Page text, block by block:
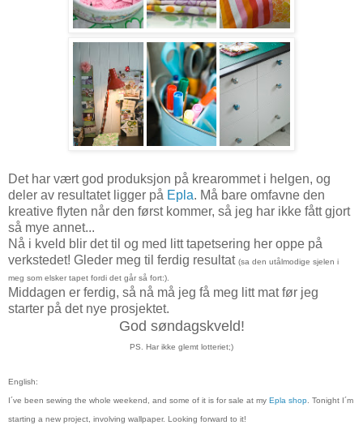
Det har vært god produksjon på krearommet i helgen, og
deler av resultatet ligger på Epla. Må bare omfavne den
kreative flyten når den først kommer, så jeg har ikke fått gjort
så mye annet...
Nå i kveld blir det til og med litt tapetsering her oppe på
verkstedet! Gleder meg til ferdig resultat (sa den utålmodige sjelen i
meg som elsker tapet fordi det går så fort:).
Middagen er ferdig, så nå må jeg få meg litt mat før jeg
starter på det nye prosjektet.
God søndagskveld!
PS. Har ikke glemt lotteriet;)
English:
I´ve been sewing the whole weekend, and some of it is for sale at my Epla shop . Tonight I´m
starting a new project, involving wallpaper. Looking forward to it!